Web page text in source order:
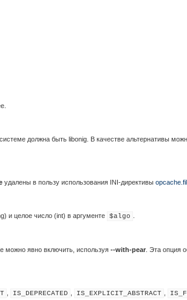
должна быть libonig. В качестве альтернативы
удалены в пользу использования INI-директивы
) и целое число (int) в аргументе $algo
можно явно включить, используя --with-pear . Эта опция
IS_DEPRECATED IS_EXPLICIT_ABSTRACT